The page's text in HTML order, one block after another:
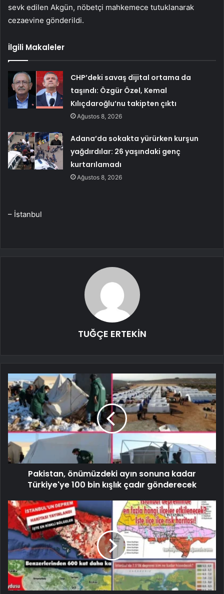
sevk edilen Akgün, nöbetçi mahkemece tutuklanarak
cezaevine gönderildi.
İlgili Makaleler
CHP’deki savaş dijital ortama da
taşındı: Özgür Özel, Kemal
Kılıçdaroğlu’nu takipten çıktı
Ağustos 8, 2026
Adana’da sokakta yürürken kurşun
yağdırdılar: 26 yaşındaki genç
kurtarılamadı
Ağustos 8, 2026
– İstanbul
TUĞÇE ERTEKİN
Pakistan, önümüzdeki ayın sonuna kadar
Türkiye'ye 100 bin kışlık çadır gönderecek